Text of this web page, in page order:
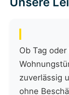
Ob Tag
zuverlässig
ohne